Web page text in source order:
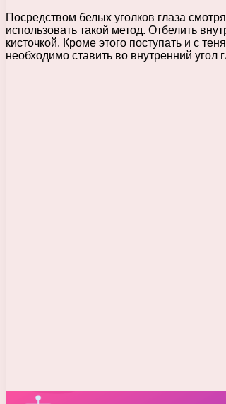
Посредством белых уголков глаза
использовать такой метод. Отбелить
кисточкой. Кроме этого поступать и с
необходимо ставить во внутренний